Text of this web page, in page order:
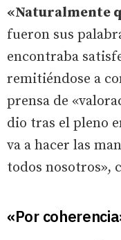
«Naturalmente
fueron sus
encontraba
remitiéndose a
prensa de
dio tras el pleno
va a hacer las
todos nosotros»,
«Por